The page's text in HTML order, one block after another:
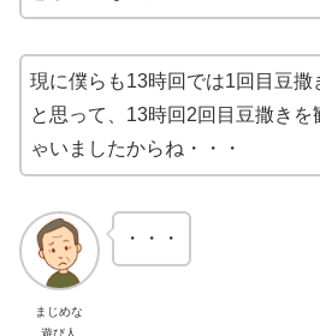
現に僕らも13時回では1回目豆撒
と思って、13時回2回目豆撒きを
ゃいましたからね・・・
まじめな
・・・